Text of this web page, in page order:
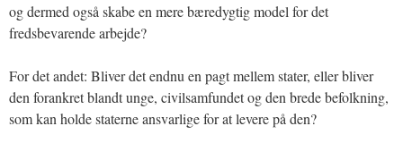
og dermed også skabe en mere bæredygtig model for det
fredsbevarende arbejde?
For det andet: Bliver det endnu en pagt mellem stater, eller bliver
den forankret blandt unge, civilsamfundet og den brede befolkning,
som kan holde staterne ansvarlige for at levere på den?